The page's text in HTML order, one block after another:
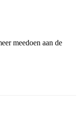
meedoen aan de